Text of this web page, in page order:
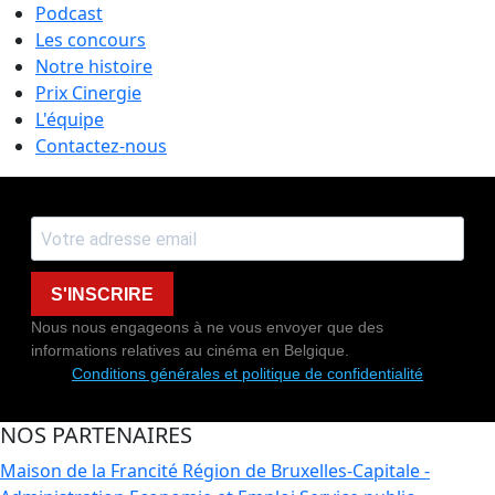
Podcast
Les concours
Notre histoire
Prix Cinergie
L'équipe
Contactez-nous
S'INSCRIRE
Nous nous engageons à ne vous envoyer que des
informations relatives au cinéma en Belgique.
Conditions générales et politique de confidentialité
NOS PARTENAIRES
Maison de la Francité Région de Bruxelles-Capitale -